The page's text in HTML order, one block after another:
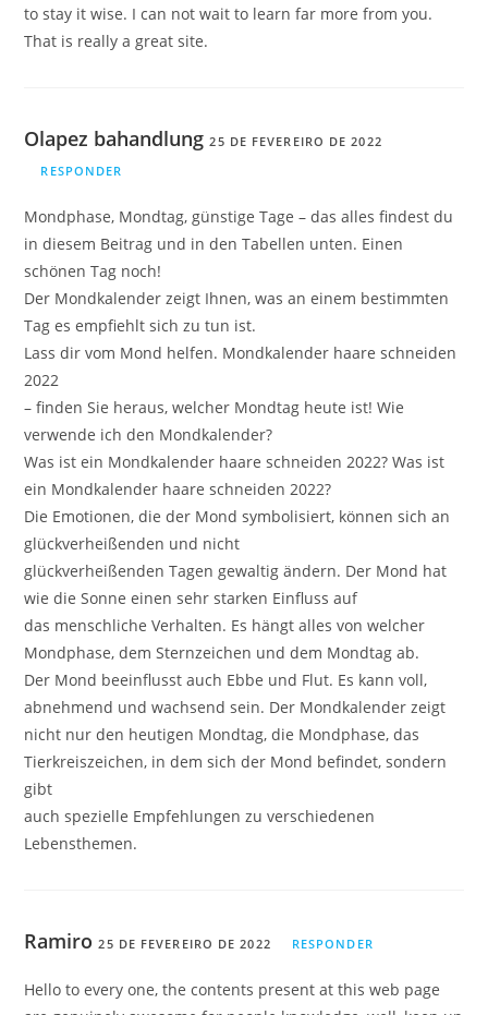
to stay it wise. I can not wait to learn far more from you.
That is really a great site.
Olapez bahandlung 25 DE FEVEREIRO DE 2022
RESPONDER
Mondphase, Mondtag, günstige Tage – das alles findest du
in diesem Beitrag und in den Tabellen unten. Einen
schönen Tag noch!
Der Mondkalender zeigt Ihnen, was an einem bestimmten
Tag es empfiehlt sich zu tun ist.
Lass dir vom Mond helfen. Mondkalender haare schneiden
2022
– finden Sie heraus, welcher Mondtag heute ist! Wie
verwende ich den Mondkalender?
Was ist ein Mondkalender haare schneiden 2022? Was ist
ein Mondkalender haare schneiden 2022?
Die Emotionen, die der Mond symbolisiert, können sich an
glückverheißenden und nicht
glückverheißenden Tagen gewaltig ändern. Der Mond hat
wie die Sonne einen sehr starken Einfluss auf
das menschliche Verhalten. Es hängt alles von welcher
Mondphase, dem Sternzeichen und dem Mondtag ab.
Der Mond beeinflusst auch Ebbe und Flut. Es kann voll,
abnehmend und wachsend sein. Der Mondkalender zeigt
nicht nur den heutigen Mondtag, die Mondphase, das
Tierkreiszeichen, in dem sich der Mond befindet, sondern
gibt
auch spezielle Empfehlungen zu verschiedenen
Lebensthemen.
Ramiro 25 DE FEVEREIRO DE 2022 RESPONDER
Hello to every one, the contents present at this web page